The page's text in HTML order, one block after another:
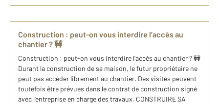
Construction : peut-on vous interdire l’accès au
chantier ? 🚧
Construction : peut-on vous interdire l’accès au chantier ? 🚧
Durant la construction de sa maison, le futur propriétaire ne
peut pas accéder librement au chantier. Des visites peuvent
toutefois être prévues dans le contrat de construction signé
avec l’entreprise en charge des travaux. CONSTRUIRE SA